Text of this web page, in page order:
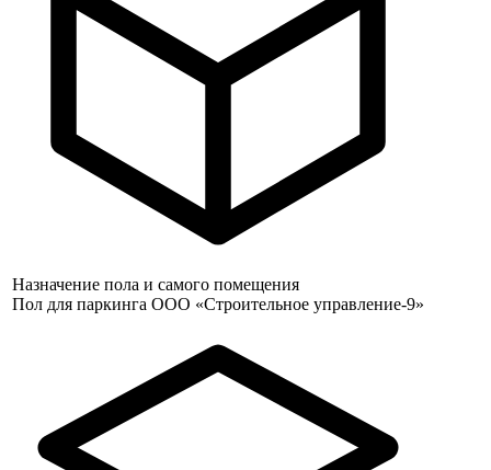
Назначение пола и самого помещения
Пол для паркинга ООО «Строительное управление-9»